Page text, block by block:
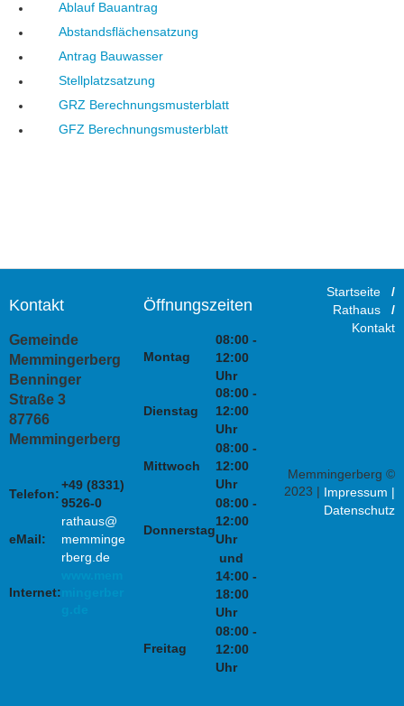
Ablauf Bauantrag
Abstandsflächensatzung
Antrag Bauwasser
Stellplatzsatzung
GRZ Berechnungsmusterblatt
GFZ Berechnungsmusterblatt
Kontakt
Gemeinde
Memmingerberg
Benninger
Straße 3
87766
Memmingerberg
Telefon:
+49 (8331)
9526-0
eMail:
rathaus@
memminge
rberg.de
Internet:
Öffnungszeiten
Montag
08:00 -
12:00
Uhr
Dienstag
08:00 -
12:00
Uhr
Mittwoch
08:00 -
12:00
Uhr
Donnerstag
08:00 -
12:00
Uhr
und
14:00 -
18:00
Uhr
Freitag
08:00 -
12:00
Uhr
Startseite/
Rathaus/
Kontakt
Memmingerberg ©
2023 | Impressum |
Datenschutz